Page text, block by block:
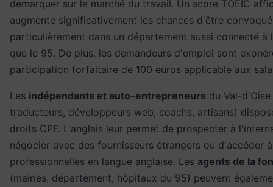
démarquer sur le marché du travail. Un score TOEIC
augmente significativement les chances d'être
particulièrement dans un département aussi connecté à
que le 95. De plus, les demandeurs d'emploi sont
participation forfaitaire de 100 euros applicable aux
Les indépendants et auto-entrepreneurs du Val-
traducteurs, développeurs web, coachs, artisans)
droits CPF. L'anglais leur permet de prospecter à
négocier avec des fournisseurs étrangers ou d'accéder
professionnelles en langue anglaise. Les agents de la
(mairies, département, hôpitaux du 95) peuvent